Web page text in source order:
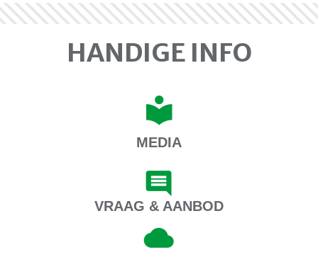
HANDIGE INFO
MEDIA
VRAAG & AANBOD